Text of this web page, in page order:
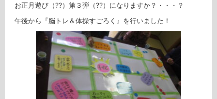
お正月遊び（⁇）第３弾（⁇）になりますか？・・・？
午後から『脳トレ＆体操すごろく』を行いました！